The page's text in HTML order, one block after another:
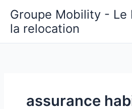
contenu
Groupe Mobility - Le
la relocation
assurance